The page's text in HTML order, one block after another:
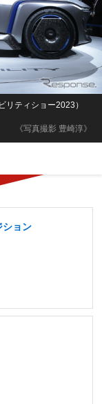
《写真撮影 豊崎淳》
リティショー2023）
ション